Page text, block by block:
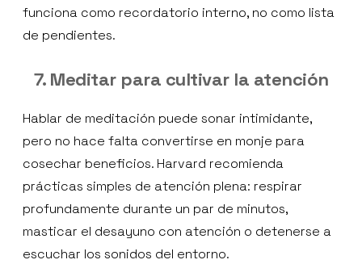
funciona como recordatorio interno, no como lista
de pendientes.
7. Meditar para cultivar la atención
Hablar de meditación puede sonar intimidante,
pero no hace falta convertirse en monje para
cosechar beneficios. Harvard recomienda
prácticas simples de atención plena: respirar
profundamente durante un par de minutos,
masticar el desayuno con atención o detenerse a
escuchar los sonidos del entorno.